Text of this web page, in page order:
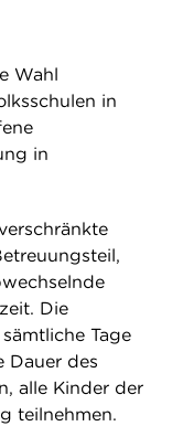
Wahl
in
in
Die
Tage
Dauer des
alle Kinder der
teilnehmen.